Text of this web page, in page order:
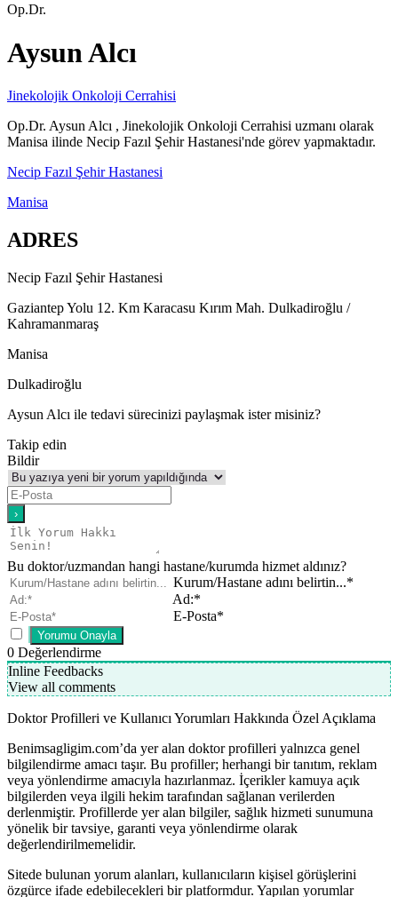
Op.Dr.
Aysun Alcı
Jinekolojik Onkoloji Cerrahisi
Op.Dr. Aysun Alcı , Jinekolojik Onkoloji Cerrahisi uzmanı olarak
Manisa ilinde Necip Fazıl Şehir Hastanesi'nde görev yapmaktadır.
Necip Fazıl Şehir Hastanesi
Manisa
ADRES
Necip Fazıl Şehir Hastanesi
Gaziantep Yolu 12. Km Karacasu Kırım Mah. Dulkadiroğlu /
Kahramanmaraş
Manisa
Dulkadiroğlu
Aysun Alcı ile tedavi sürecinizi paylaşmak ister misiniz?
Takip edin
Bildir
Bu doktor/uzmandan hangi hastane/kurumda hizmet aldınız?
Kurum/Hastane adını belirtin...*
Ad:*
E-Posta*
0 Değerlendirme
Inline Feedbacks
View all comments
Doktor Profilleri ve Kullanıcı Yorumları Hakkında Özel Açıklama
Benimsagligim.com’da yer alan doktor profilleri yalnızca genel
bilgilendirme amacı taşır. Bu profiller; herhangi bir tanıtım, reklam
veya yönlendirme amacıyla hazırlanmaz. İçerikler kamuya açık
bilgilerden veya ilgili hekim tarafından sağlanan verilerden
derlenmiştir. Profillerde yer alan bilgiler, sağlık hizmeti sunumuna
yönelik bir tavsiye, garanti veya yönlendirme olarak
değerlendirilmemelidir.
Sitede bulunan yorum alanları, kullanıcıların kişisel görüşlerini
özgürce ifade edebilecekleri bir platformdur. Yapılan yorumlar